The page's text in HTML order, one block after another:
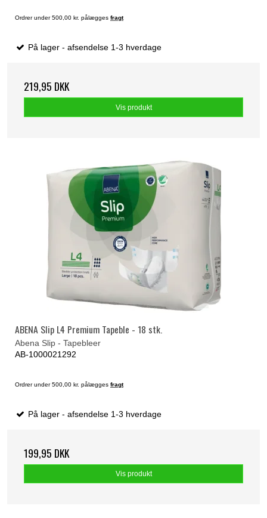
Ordrer under 500,00 kr. pålægges fragt
På lager - afsendelse 1-3 hverdage
219,95 DKK
Vis produkt
ABENA Slip L4 Premium Tapeble - 18 stk.
Abena Slip - Tapebleer
AB-1000021292
Ordrer under 500,00 kr. pålægges fragt
På lager - afsendelse 1-3 hverdage
199,95 DKK
Vis produkt